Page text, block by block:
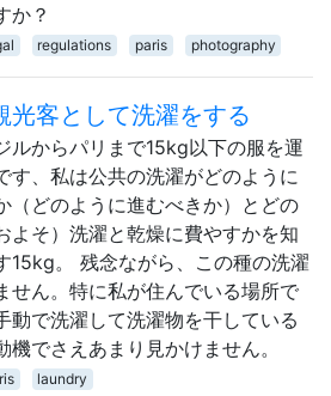
か？
regulations paris photography
光客として洗濯をする
ルからパリまで15kg以下の服を運
す、私は公共の洗濯がどのように
（どのように進むべきか）とどの
よそ）洗濯と乾燥に費やすかを知
15kg。 残念ながら、この種の洗濯
せん。特に私が住んでいる場所で
動で洗濯して洗濯物を干している
機でさえあまり見かけません。
laundry